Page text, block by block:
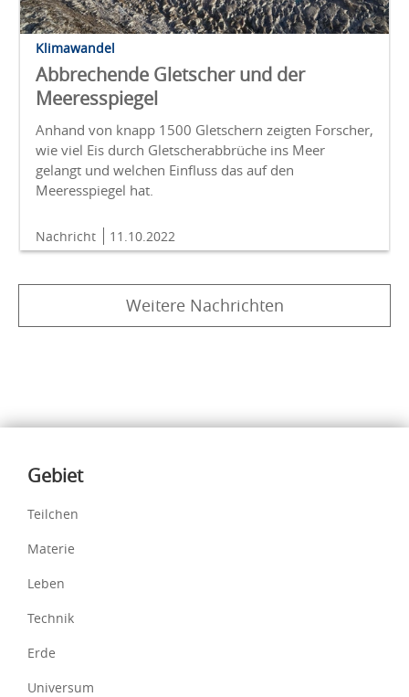
Klimawandel
Abbrechende Gletscher und der
Meeresspiegel
Anhand von knapp 1500 Gletschern zeigten Forscher,
wie viel Eis durch Gletscherabbrüche ins Meer
gelangt und welchen Einfluss das auf den
Meeresspiegel hat.
Nachricht 11.10.2022
Weitere Nachrichten
Inhalte
Gebiet
Teilchen
Materie
Leben
Technik
Erde
Universum